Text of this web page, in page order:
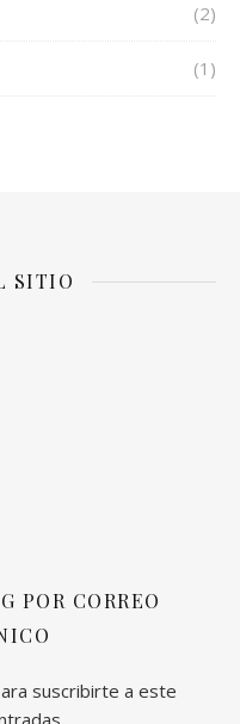
(2)
(1)
SITIO
POR CORREO
suscribirte a este